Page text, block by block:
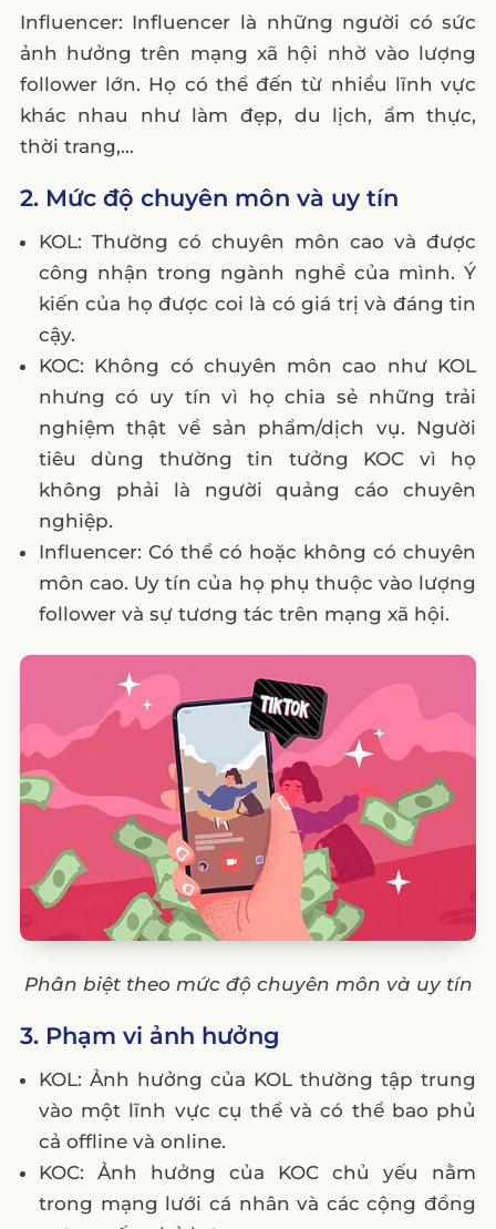
Influencer: Influencer là những người có sức
ảnh hưởng trên mạng xã hội nhờ vào lượng
follower lớn. Họ có thể đến từ nhiều lĩnh vực
khác nhau như làm đẹp, du lịch, ẩm thực,
thời trang,…
2. Mức độ chuyên môn và uy tín
KOL: Thường có chuyên môn cao và được
công nhận trong ngành nghề của mình. Ý
kiến của họ được coi là có giá trị và đáng tin
cậy.
KOC: Không có chuyên môn cao như KOL
nhưng có uy tín vì họ chia sẻ những trải
nghiệm thật về sản phẩm/dịch vụ. Người
tiêu dùng thường tin tưởng KOC vì họ
không phải là người quảng cáo chuyên
nghiệp.
Influencer: Có thể có hoặc không có chuyên
môn cao. Uy tín của họ phụ thuộc vào lượng
follower và sự tương tác trên mạng xã hội.
Phân biệt theo mức độ chuyên môn và uy tín
3. Phạm vi ảnh hưởng
KOL: Ảnh hưởng của KOL thường tập trung
vào một lĩnh vực cụ thể và có thể bao phủ
cả offline và online.
KOC: Ảnh hưởng của KOC chủ yếu nằm
trong mạng lưới cá nhân và các cộng đồng